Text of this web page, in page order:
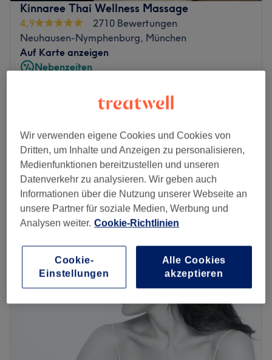
Kinnaree Thai Wellness Massage
4,9
2710 Bewertungen
Neuhausen-Nymphenburg, München
Auf Karte anzeigen
Nebenzeiten
15 Min. - 45 Min.
Hüftmassage
15 Min. - 30 Min.
ab
Schnellansicht Saloninfos
Montag
Mittwoch
10:00–20:00
Donnerstag
10:00–20:00
Freitag
10:00–20:00
Sonntag
Geschlossen
The Studio Kinnaree Thai Wellness Massage in Munich
offers you a place of relaxation to restore harmony of
Wir verwenden eigene Cookies und Cookies von
Dritten, um Inhalte und Anzeigen zu personalisieren,
Medienfunktionen bereitzustellen und unseren
Datenverkehr zu analysieren. Wir geben auch
Informationen über die Nutzung unserer Webseite an
unsere Partner für soziale Medien, Werbung und
Analysen weiter. Cookie-Richtlinien
Cookie-
Einstellungen
Alle Cookies
akzeptieren